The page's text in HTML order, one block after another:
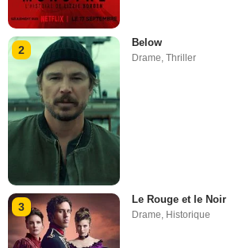
2
Below
Drame,Thriller
3
Le Rouge et le Noir
Drame, Historique